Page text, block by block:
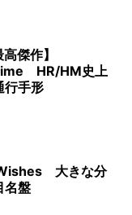
傑作】
HR/HM史上
行手形
大きな分
名盤